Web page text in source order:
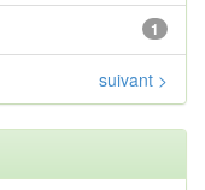
1
suivant >